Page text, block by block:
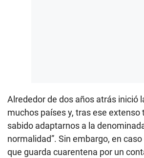
Alrededor de dos años atrás inició
muchos países y, tras ese extenso
sabido adaptarnos a la
normalidad”. Sin embargo, en
que guarda cuarentena por un